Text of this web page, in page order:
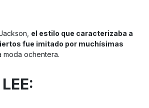
el estilo que caracterizaba a
fue imitado por muchísimas
moda ochentera.